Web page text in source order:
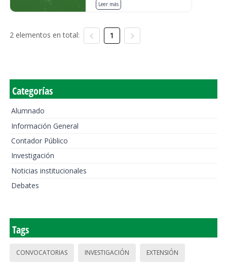
Leer más
2 elementos en total: 1
Categorías
Alumnado
Información General
Contador Público
Investigación
Noticias institucionales
Debates
Tags
CONVOCATORIAS INVESTIGACIÓN EXTENSIÓN